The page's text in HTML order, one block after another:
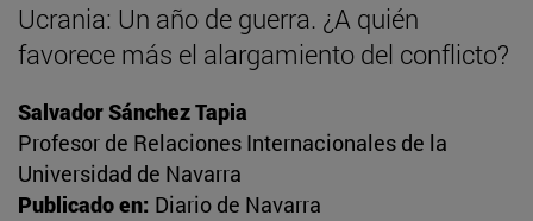
Ucrania: Un año de guerra. ¿A quién
favorece más el alargamiento del conflicto?
Salvador Sánchez Tapia
Profesor de Relaciones Internacionales de la
Universidad de Navarra
Publicado en: Diario de Navarra